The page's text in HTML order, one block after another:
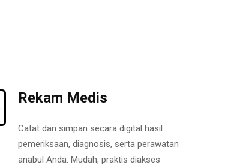
Rekam Medis
Catat dan simpan secara digital hasil
pemeriksaan, diagnosis, serta perawatan
anabul Anda. Mudah, praktis diakses